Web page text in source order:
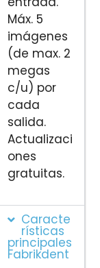
Máx. 5
imágenes
(de max. 2
megas
c/u) por
cada
salida.
Actualizaci
ones
gratuitas.
Caracte
rísticas
principales
Fabrikdent